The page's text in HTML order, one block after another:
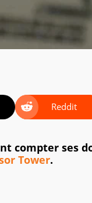
Reddit
compter ses
Tower.